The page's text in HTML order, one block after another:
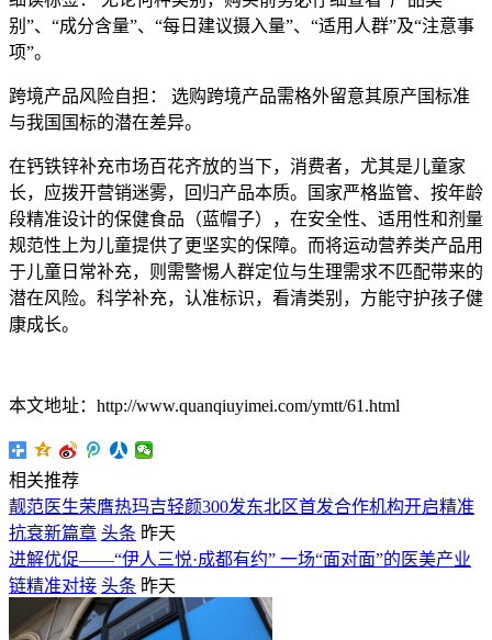
别”、“成分含量”、“每日建议摄入量”、“适用人群”及“注意事
项”。
跨境产品风险自担： 选购跨境产品需格外留意其原产国标准
与我国国标的潜在差异。
在钙铁锌补充市场百花齐放的当下，消费者，尤其是儿童家
长，应拨开营销迷雾，回归产品本质。国家严格监管、按年龄
段精准设计的保健食品（蓝帽子），在安全性、适用性和剂量
规范性上为儿童提供了更坚实的保障。而将运动营养类产品用
于儿童日常补充，则需警惕人群定位与生理需求不匹配带来的
潜在风险。科学补充，认准标识，看清类别，方能守护孩子健
康成长。
本文地址：http://www.quanqiuyimei.com/ymtt/61.html
相关推荐
靓范医生荣膺热玛吉轻颜300发东北区首发合作机构开启精准
抗衰新篇章 头条 昨天
进解优促——“伊人三悦·成都有约” 一场“面对面”的医美产业
链精准对接 头条 昨天